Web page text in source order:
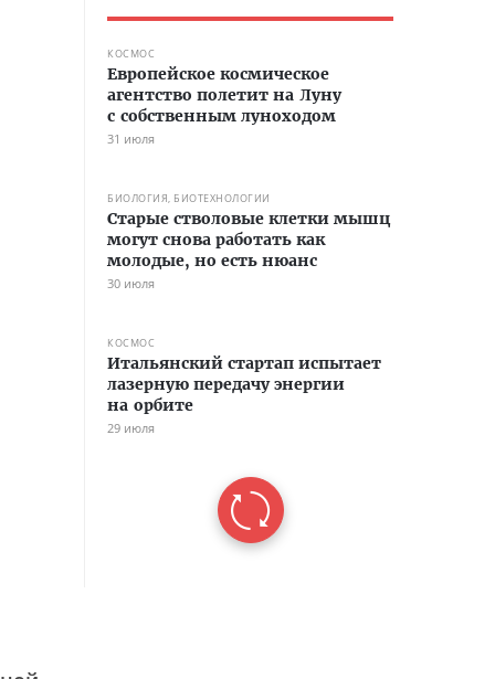
КОСМОС
Европейское космическое
агентство полетит на Луну
с собственным луноходом
31 июля
БИОЛОГИЯ, БИОТЕХНОЛОГИИ
Старые стволовые клетки мышц
могут снова работать как
молодые, но есть нюанс
30 июля
КОСМОС
Итальянский стартап испытает
лазерную передачу энергии
на орбите
29 июля